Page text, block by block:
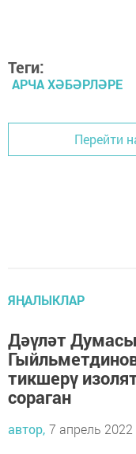
Теги:
АРЧА ХӘБӘРЛӘРЕ
Перейти
ЯҢАЛЫКЛАР
Дәүләт
тикшерү
сораган
автор, 7 апрель 2022